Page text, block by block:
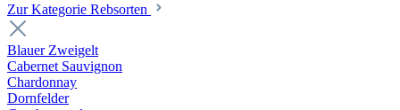
Zur Kategorie Rebsorten
Blauer Zweigelt
Cabernet Sauvignon
Chardonnay
Dornfelder